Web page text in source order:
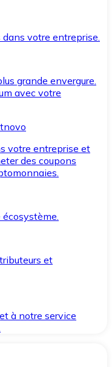
votre entreprise.
grande envergure.
avec votre
votre entreprise et
des coupons
et
à notre service